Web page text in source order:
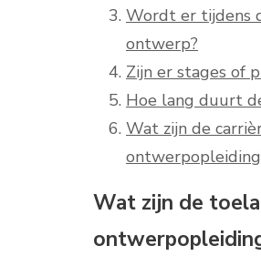
Wordt er tijdens
ontwerp?
Zijn er stages of
Hoe lang duurt
Wat zijn de
Wat zijn de